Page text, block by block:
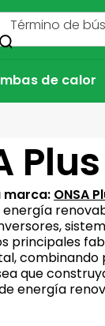
de calor
Plus
marca: ONSA
principales
que
energía